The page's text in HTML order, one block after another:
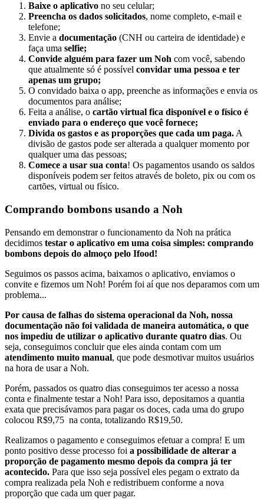
Baixe o aplicativo no seu celular;
Preencha os dados solicitados, nome completo, e-mail e
telefone;
Envie a documentação (CNH ou carteira de identidade) e
faça uma selfie;
Convide alguém para fazer um Noh com você, sabendo
que atualmente só é possível convidar uma pessoa e ter
apenas um grupo;
O convidado baixa o app, preenche as informações e envia os
documentos para análise;
Feita a análise, o cartão virtual fica disponível e o físico é
enviado para o endereço que você fornece;
Divida os gastos e as proporções que cada um paga. A
divisão de gastos pode ser alterada a qualquer momento por
qualquer uma das pessoas;
Comece a usar sua conta! Os pagamentos usando os saldos
disponíveis podem ser feitos através de boleto, pix ou com os
cartões, virtual ou físico.
Comprando bombons usando a Noh
Pensando em demonstrar o funcionamento da Noh na prática
decidimos testar o aplicativo em uma coisa simples: comprando
bombons depois do almoço pelo Ifood!
Seguimos os passos acima, baixamos o aplicativo, enviamos o
convite e fizemos um Noh! Porém foi aí que nos deparamos com um
problema...
Por causa de falhas do sistema operacional da Noh, nossa
documentação não foi validada de maneira automática, o que
nos impediu de utilizar o aplicativo durante quatro dias. Ou
seja, conseguimos concluir que eles ainda contam com um
atendimento muito manual, que pode desmotivar muitos usuários
na hora de usar a Noh.
Porém, passados os quatro dias conseguimos ter acesso a nossa
conta e finalmente testar a Noh! Para isso, depositamos a quantia
exata que precisávamos para pagar os doces, cada uma do grupo
colocou R$9,75 na conta, totalizando R$19,50.
Realizamos o pagamento e conseguimos efetuar a compra! E um
ponto positivo desse processo foi a possibilidade de alterar a
proporção de pagamento mesmo depois da compra já ter
acontecido. Para que isso seja possível eles pegam o extrato da
compra realizada pela Noh e redistribuem conforme a nova
proporção que cada um quer pagar.